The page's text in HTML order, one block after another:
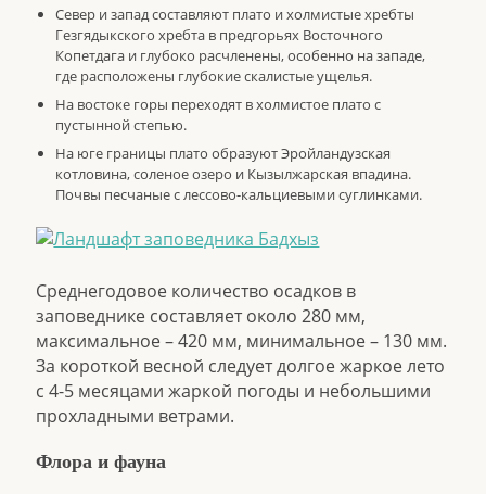
Север и запад составляют плато и холмистые хребты
Гезгядыкского хребта в предгорьях Восточного
Копетдага и глубоко расчленены, особенно на западе,
где расположены глубокие скалистые ущелья.
На востоке горы переходят в холмистое плато с
пустынной степью.
На юге границы плато образуют Эройландузская
котловина, соленое озеро и Кызылжарская впадина.
Почвы песчаные с лессово-кальциевыми суглинками.
Среднегодовое количество осадков в
заповеднике составляет около 280 мм,
максимальное – 420 мм, минимальное – 130 мм.
За короткой весной следует долгое жаркое лето
с 4-5 месяцами жаркой погоды и небольшими
прохладными ветрами.
Флора и фауна